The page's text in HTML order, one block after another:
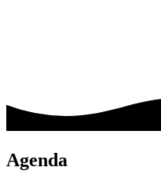
Agenda